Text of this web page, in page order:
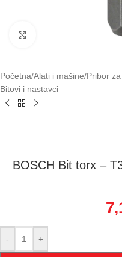
Početna/Alati i mašine/Pribor
Bitovi i nastavci
BOSCH Bit torx –
- +